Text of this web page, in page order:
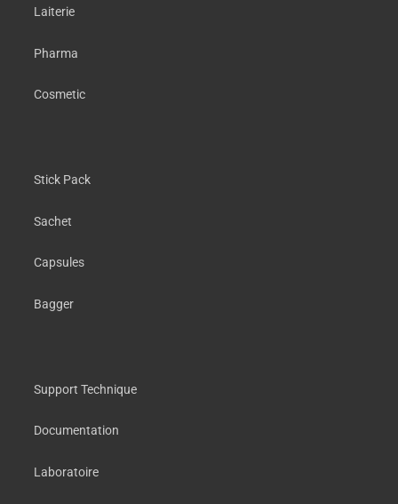
Laiterie
Pharma
Cosmetic
Stick Pack
Sachet
Capsules
Bagger
Support Technique
Documentation
Laboratoire